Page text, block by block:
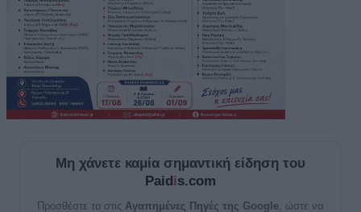
Μη χάνετε καμία σημαντική είδηση του
Paidis.com
Προσθέστε το στις Αγαπημένες Πηγές της Google, ώστε να